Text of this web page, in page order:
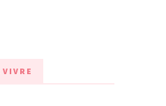
VIVRE